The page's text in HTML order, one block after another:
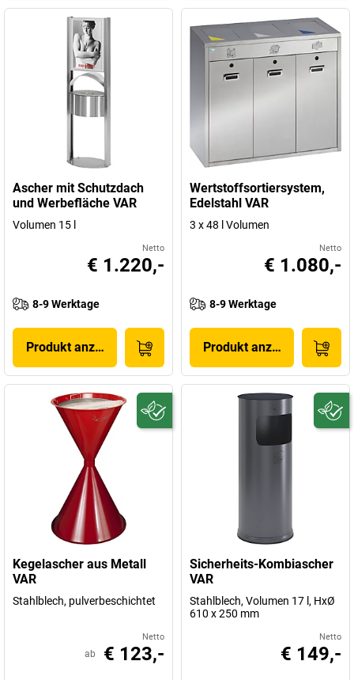
Ascher mit Schutzdach
und Werbefläche VAR
Volumen 15 l
Netto
€ 1.220,-
8-9 Werktage
Produkt anzeigen
Wertstoffsortiersystem,
Edelstahl VAR
3 x 48 l Volumen
Netto
€ 1.080,-
8-9 Werktage
Produkt anzeigen
Kegelascher aus Metall
VAR
Stahlblech, pulverbeschichtet
Netto
ab € 123,-
Sicherheits-Kombiascher
VAR
Stahlblech, Volumen 17 l, HxØ
610 x 250 mm
Netto
€ 149,-